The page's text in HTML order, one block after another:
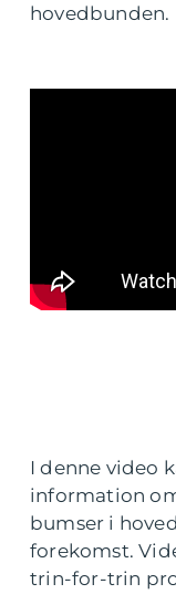
hovedbunden.
I denne video
information
bumser i
forekomst.
trin-for-trin